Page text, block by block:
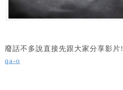
廢話不多說直接先跟大家分享影片!
qa-o